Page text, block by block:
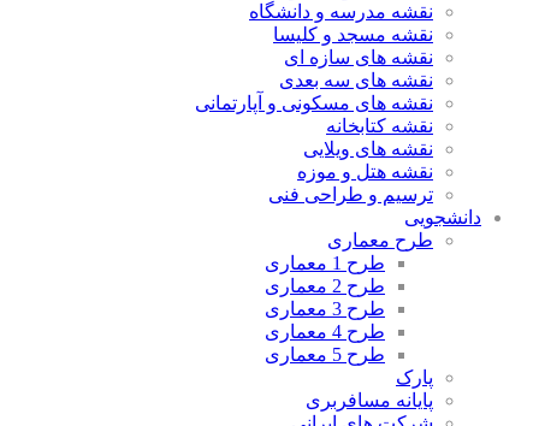
نقشه مدرسه و دانشگاه
نقشه مسجد و کلیسا
نقشه های سازه ای
نقشه های سه بعدی
نقشه های مسکونی و آپارتمانی
نقشه کتابخانه
نقشه های ویلایی
نقشه هتل و موزه
ترسیم و طراحی فنی
دانشجویی
طرح معماری
طرح 1 معماری
طرح 2 معماری
طرح 3 معماری
طرح 4 معماری
طرح 5 معماری
پارک
پایانه مسافربری